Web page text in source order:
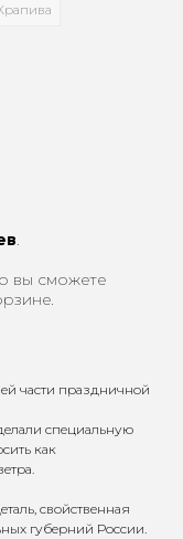
.
вы сможете
части праздничной
специальную
как
свойственная
губерний России.